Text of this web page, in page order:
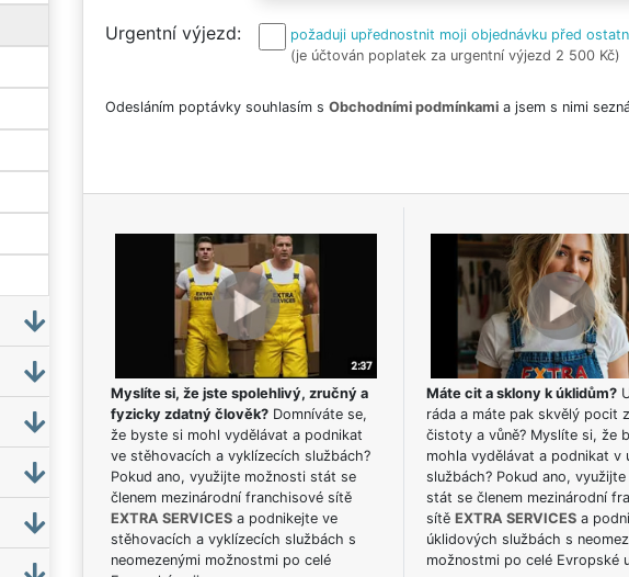
Urgentní výjezd
požaduji upřednostnit moji objednávku před
(je účtován poplatek za urgentní výjezd 2 500 Kč)
Odesláním poptávky souhlasím s Obchodními podmínkamia jsem s nimi
Myslíte si, že jste spolehlivý, zručný a
fyzicky zdatný člověk?Domníváte se,
že byste si mohl vydělávat a podnikat
ve stěhovacích a vyklízecích službách?
Pokud ano, využijte možnosti stát se
členem mezinárodní franchisové sítě
EXTRA SERVICESa podnikejte ve
stěhovacích a vyklízecích službách s
neomezenými možnostmi po celé
Máte cit a sklony k úklidům?
ráda a máte pak skvělý pocit
čistoty a vůně? Myslíte si, že
mohla vydělávat a podnikat v
službách? Pokud ano,
stát se členem mezinárodní
sítě EXTRA SERVICESa
úklidových službách s
možnostmi po celé Evropské